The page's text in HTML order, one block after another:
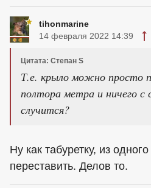
tihonmarine
14 февраля 2022 14:39
Цитата: Степан S
Т.е. крыло можно просто
полтора метра и ничего с
случится?
Ну как табуретку, из
переставить. Делов то.